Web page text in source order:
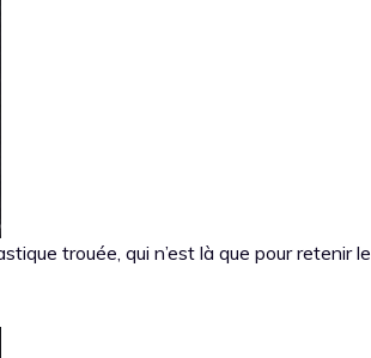
trouée, qui n’est là que pour retenir le